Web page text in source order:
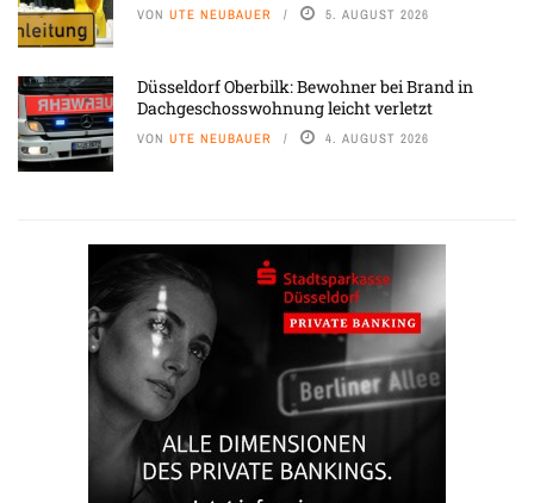
VON UTE NEUBAUER 5. AUGUST 2026
Düsseldorf Oberbilk: Bewohner bei Brand in
Dachgeschosswohnung leicht verletzt
VON UTE NEUBAUER 4. AUGUST 2026